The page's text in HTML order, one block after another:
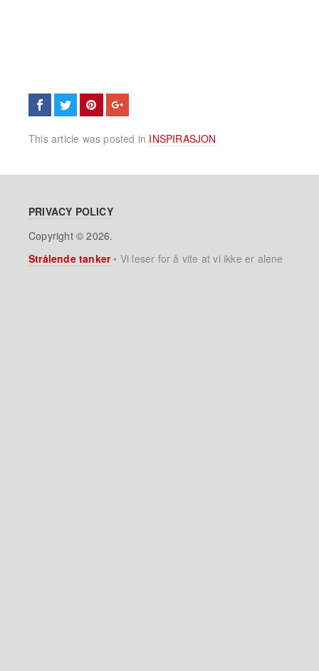
This article was posted in INSPIRASJON
PRIVACY POLICY
Copyright © 2026.
Strålende tanker• Vi leser for å vite at vi ikke er alene